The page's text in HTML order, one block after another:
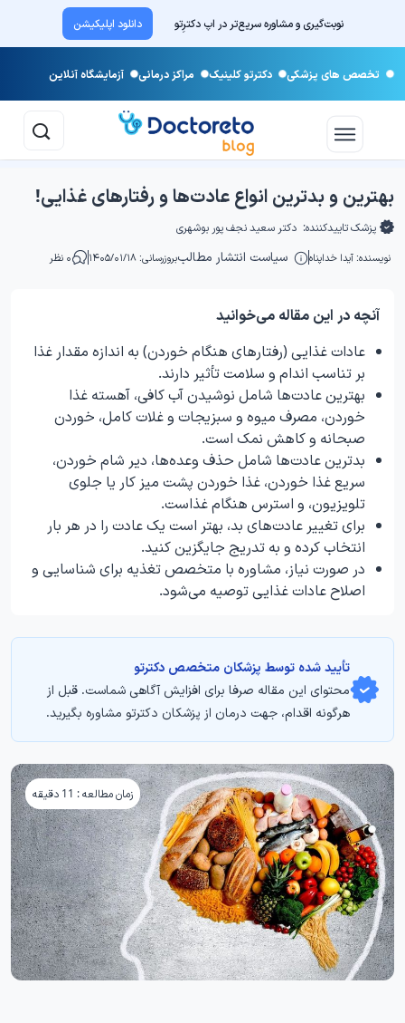
نوبت‌گیری و مشاوره سریع‌تر در اپ دکترِتو دانلود اپلیکیشن
تخصص های پزشکی دکترتو کلینیک مراکز درمانی آزمایشگاه آنلاین
بهترین و بدترین انواع عادت‌ها و رفتارهای غذایی!
پزشک تاییدکننده: دکتر سعید نجف پور بوشهری
نویسنده: آیدا خداپناه سیاست انتشار مطالببروزرسانی: ۱۴۰۵/۰۱/۱۸ ۰ نظر
آنچه در این مقاله می‌خوانید
عادات غذایی (رفتارهای هنگام خوردن) به اندازه مقدار غذا
بر تناسب اندام و سلامت تأثیر دارند.
بهترین عادت‌ها شامل نوشیدن آب کافی، آهسته غذا
خوردن، مصرف میوه و سبزیجات و غلات کامل، خوردن
صبحانه و کاهش نمک است.
بدترین عادت‌ها شامل حذف وعده‌ها، دیر شام خوردن،
سریع غذا خوردن، غذا خوردن پشت میز کار یا جلوی
تلویزیون، و استرس هنگام غذاست.
برای تغییر عادت‌های بد، بهتر است یک عادت را در هر بار
انتخاب کرده و به تدریج جایگزین کنید.
در صورت نیاز، مشاوره با متخصص تغذیه برای شناسایی و
اصلاح عادات غذایی توصیه می‌شود.
تأیید‌‌‌‌‌‌‌ شده توسط پزشکان متخصص دکترتو
محتوای این مقاله صرفا برای افزایش آگاهی شماست. قبل از
هرگونه اقدام، جهت درمان از پزشکان دکترتو مشاوره بگیرید.
زمان مطالعه : 11 دقیقه